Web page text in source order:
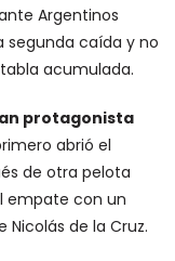
Argentinos
segunda caída y no
acumulada.
protagonista
abrió el
de otra pelota
empate con un
de la Cruz.